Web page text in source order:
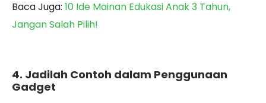
Baca Juga: 10 Ide Mainan Edukasi Anak 3 Tahun,
Jangan Salah Pilih!
4. Jadilah Contoh dalam Penggunaan
Gadget